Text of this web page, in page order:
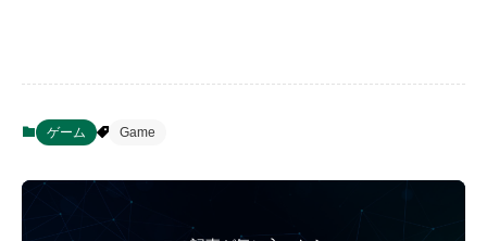
ゲーム Game